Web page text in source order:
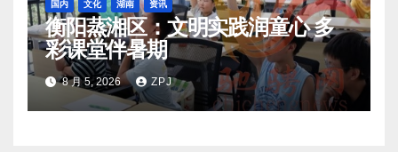
国内 文化 湖南 资讯
衡阳蒸湘区：文明实践润童心 多
彩课堂伴暑期
8 月 5, 2026 ZPJ